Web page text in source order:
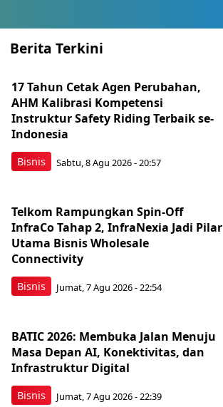
Berita Terkini
Bisnis
17 Tahun Cetak Agen Perubahan,
AHM Kalibrasi Kompetensi
Instruktur Safety Riding Terbaik se-
Indonesia
Sabtu, 8 Agu 2026 - 20:57
Bisnis
Telkom Rampungkan Spin-Off
InfraCo Tahap 2, InfraNexia Jadi Pilar
Utama Bisnis Wholesale
Connectivity
Jumat, 7 Agu 2026 - 22:54
Bisnis
BATIC 2026: Membuka Jalan Menuju
Masa Depan AI, Konektivitas, dan
Infrastruktur Digital
Jumat, 7 Agu 2026 - 22:39